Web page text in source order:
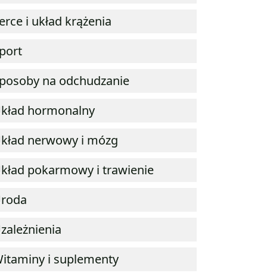
i układ krążenia
na odchudzanie
hormonalny
nerwowy i mózg
pokarmowy i trawienie
i suplementy